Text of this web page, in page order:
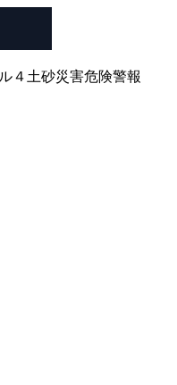
４土砂災害危険警報